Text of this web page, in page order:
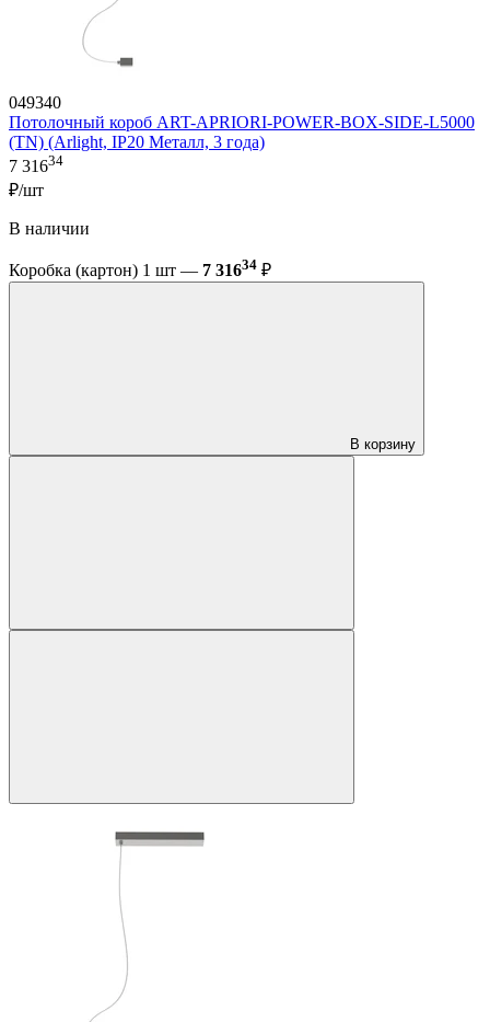
049340
Потолочный короб ART-APRIORI-POWER-BOX-SIDE-L5000
(TN) (Arlight, IP20 Металл, 3 года)
7 31634
₽/шт
В наличии
Коробка (картон) 1 шт — 7 31634 ₽
В корзину